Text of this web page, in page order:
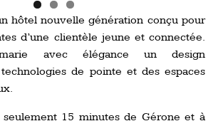
hôtel nouvelle génération conçu pour
d’une clientèle jeune et connectée.
avec élégance un design
de pointe et des espaces
15 minutes de Gérone et à